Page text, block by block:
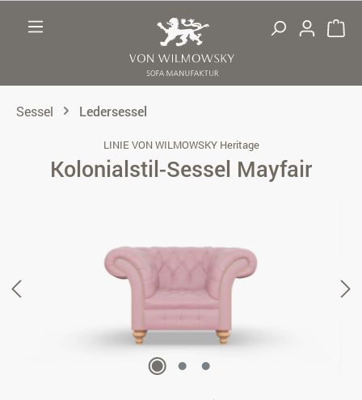
Sessel Ledersessel
LINIE VON WILMOWSKY Heritage
Kolonialstil-Sessel Mayfair